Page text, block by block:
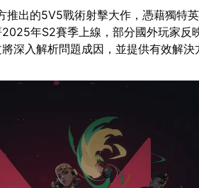
推出的5V5戰術射擊大作，憑藉獨特
年S2賽季上線，部分國外玩家反
深入解析問題成因，並提供有效解決